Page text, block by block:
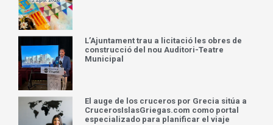
L’Ajuntament trau a licitació les obres de
construcció del nou Auditori-Teatre
Municipal
El auge de los cruceros por Grecia sitúa a
CrucerosIslasGriegas.com como portal
especializado para planificar el viaje